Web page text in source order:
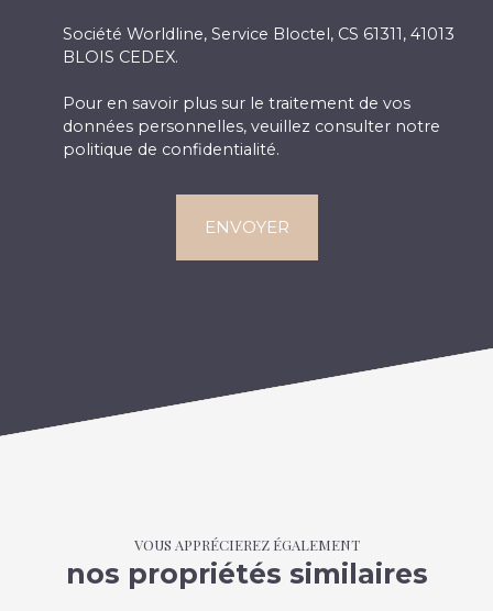
Société Worldline, Service Bloctel, CS 61311, 41013
BLOIS CEDEX.
Pour en savoir plus sur le traitement de vos
données personnelles, veuillez consulter notre
politique de confidentialité.
ENVOYER
VOUS APPRÉCIEREZ ÉGALEMENT
nos propriétés similaires